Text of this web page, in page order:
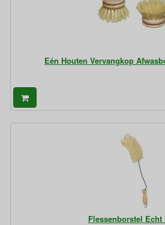
Eén Houten Vervangkop
Flessenborstel Echt